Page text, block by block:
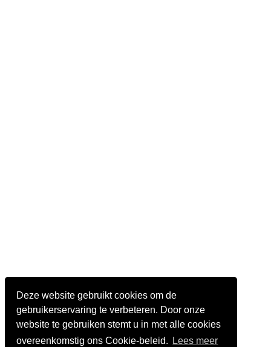
Deze website gebruikt cookies om de
gebruikerservaring te verbeteren. Door onze
website te gebruiken stemt u in met alle cookies
overeenkomstig ons Cookie-beleid.
Lees meer